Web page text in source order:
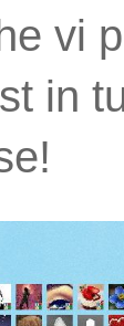
vi
in